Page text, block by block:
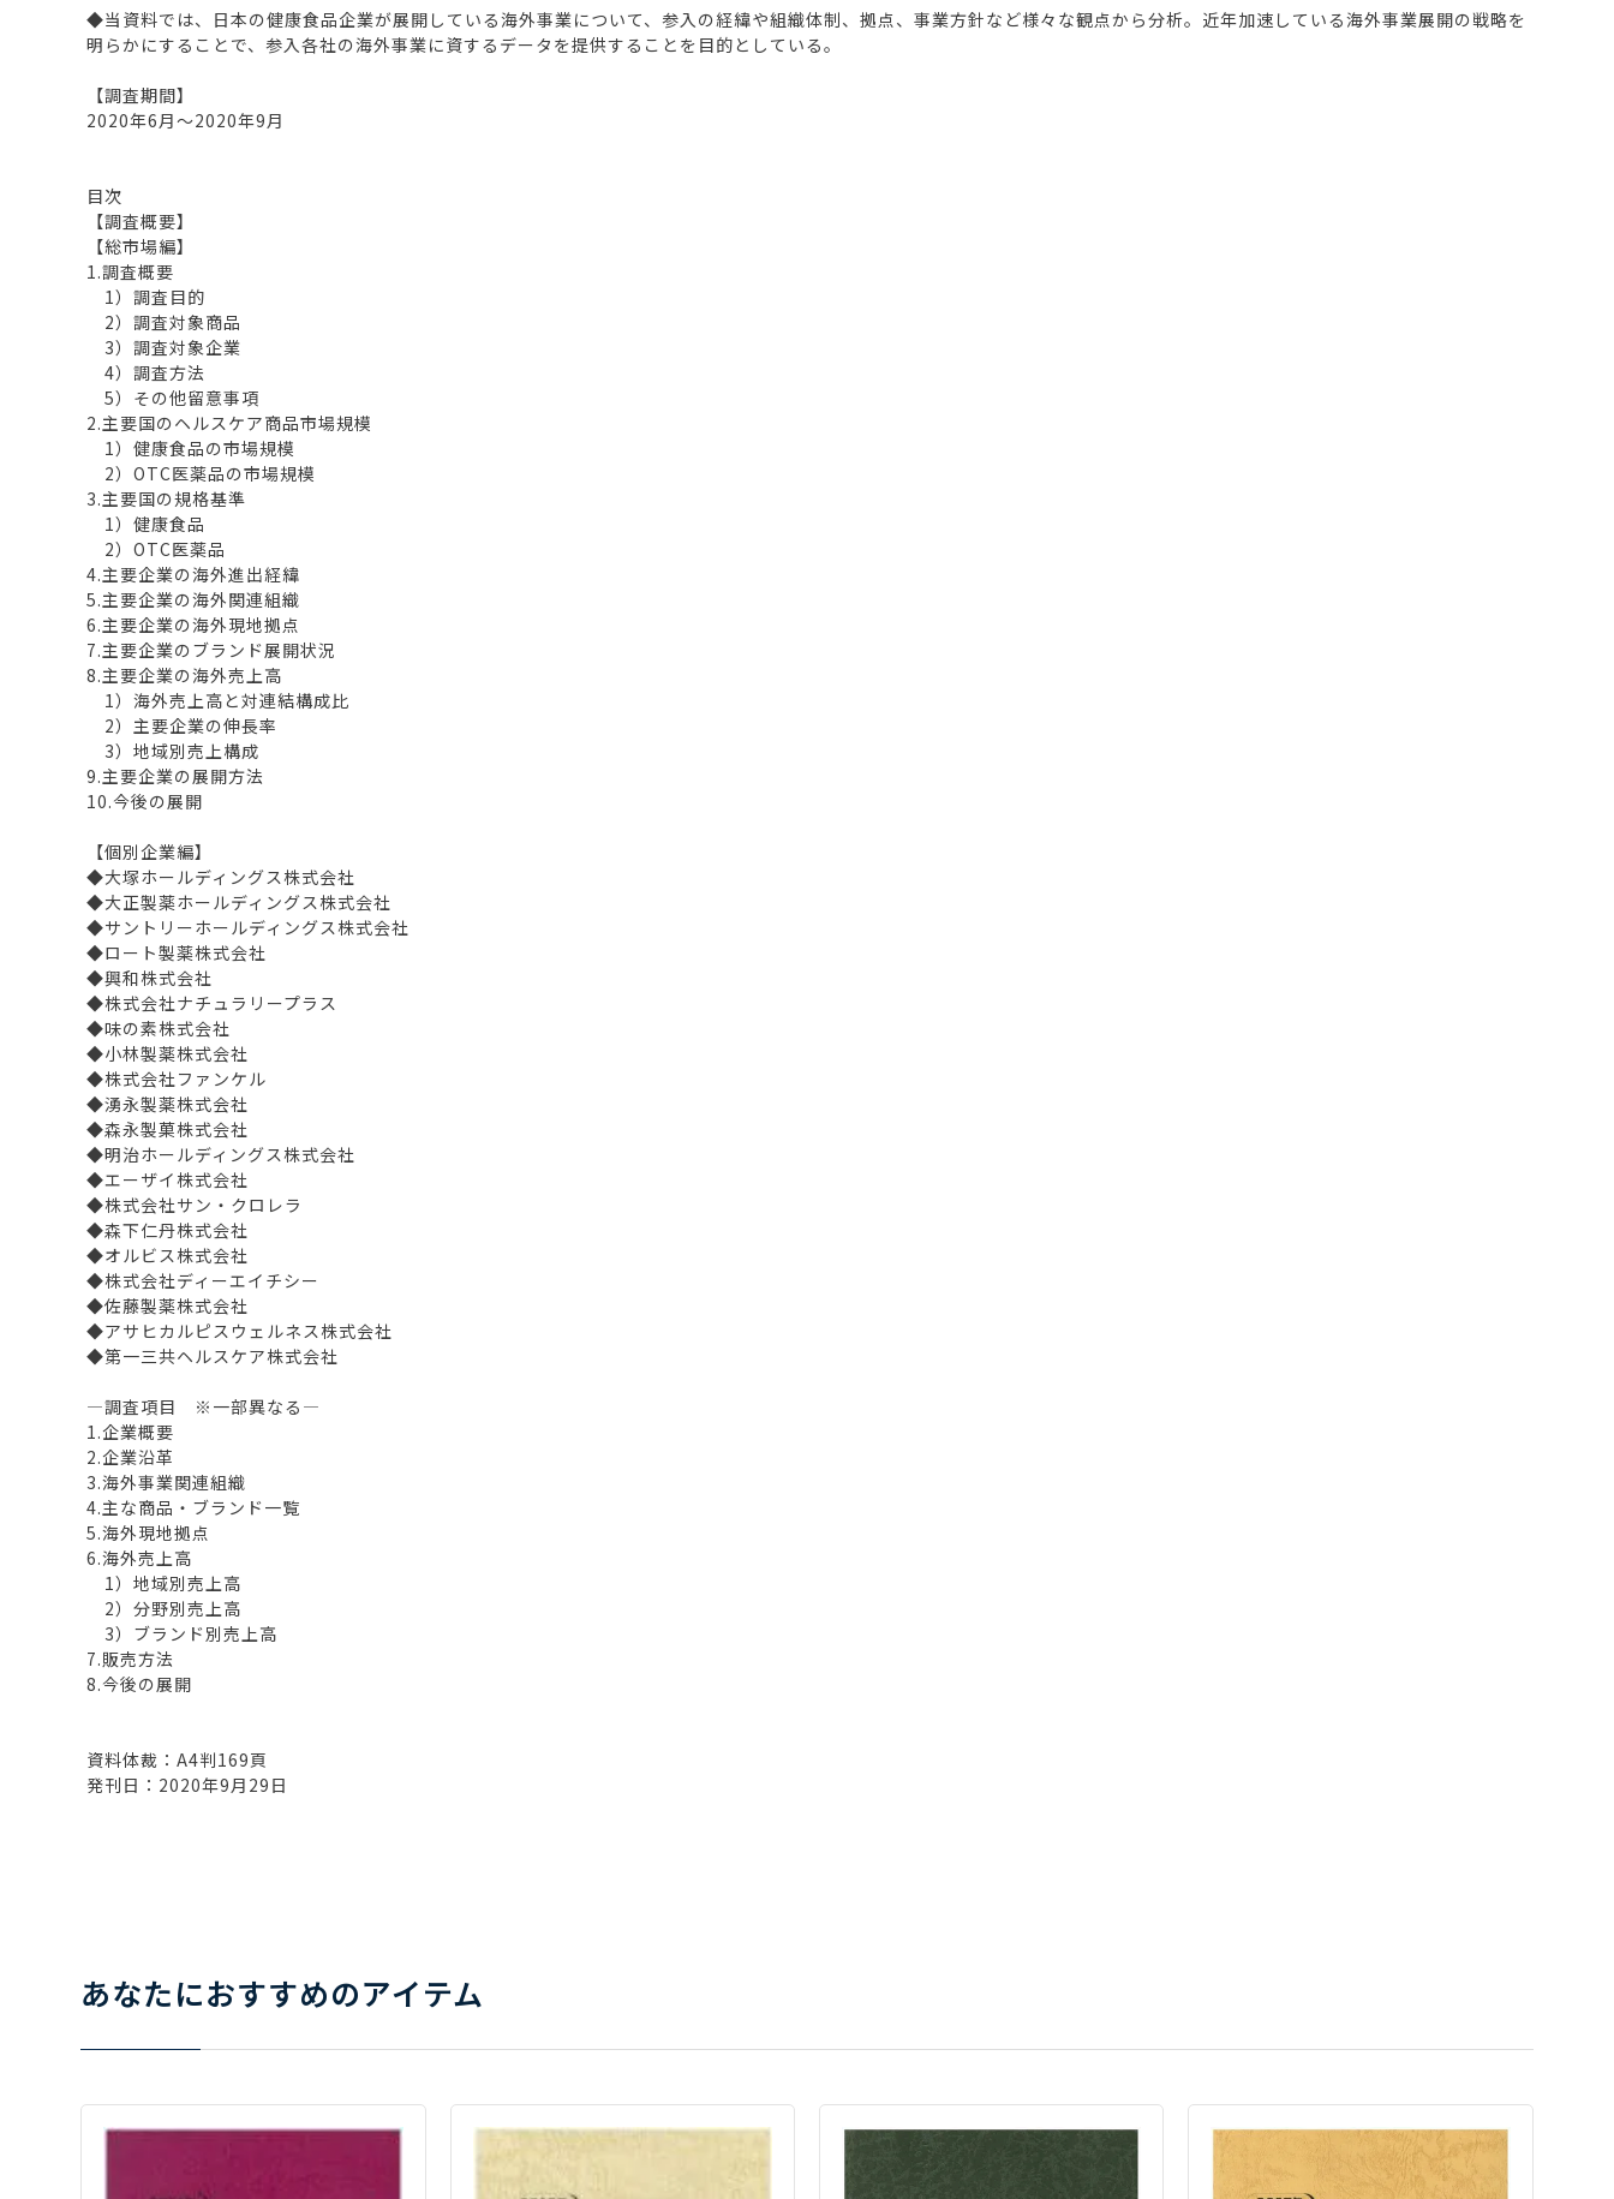
◆当資料では、日本の健康食品企業が展開している海外事業について、参入の経緯や組織体制、拠点、事業方針など様々な観点から分析。近年加速している海外事業展開の戦略を
明らかにすることで、参入各社の海外事業に資するデータを提供することを目的としている。
【調査期間】
2020年6月～2020年9月
目次
【調査概要】
【総市場編】
1.調査概要
1）調査目的
2）調査対象商品
3）調査対象企業
4）調査方法
5）その他留意事項
2.主要国のヘルスケア商品市場規模
1）健康食品の市場規模
2）OTC医薬品の市場規模
3.主要国の規格基準
1）健康食品
2）OTC医薬品
4.主要企業の海外進出経緯
5.主要企業の海外関連組織
6.主要企業の海外現地拠点
7.主要企業のブランド展開状況
8.主要企業の海外売上高
1）海外売上高と対連結構成比
2）主要企業の伸長率
3）地域別売上構成
9.主要企業の展開方法
10.今後の展開
【個別企業編】
◆大塚ホールディングス株式会社
◆大正製薬ホールディングス株式会社
◆サントリーホールディングス株式会社
◆ロート製薬株式会社
◆興和株式会社
◆株式会社ナチュラリープラス
◆味の素株式会社
◆小林製薬株式会社
◆株式会社ファンケル
◆湧永製薬株式会社
◆森永製菓株式会社
◆明治ホールディングス株式会社
◆エーザイ株式会社
◆株式会社サン・クロレラ
◆森下仁丹株式会社
◆オルビス株式会社
◆株式会社ディーエイチシー
◆佐藤製薬株式会社
◆アサヒカルピスウェルネス株式会社
◆第一三共ヘルスケア株式会社
―調査項目 ※一部異なる―
1.企業概要
2.企業沿革
3.海外事業関連組織
4.主な商品・ブランド一覧
5.海外現地拠点
6.海外売上高
1）地域別売上高
2）分野別売上高
3）ブランド別売上高
7.販売方法
8.今後の展開
資料体裁：A4判169頁
発刊日：2020年9月29日
あなたにおすすめのアイテム